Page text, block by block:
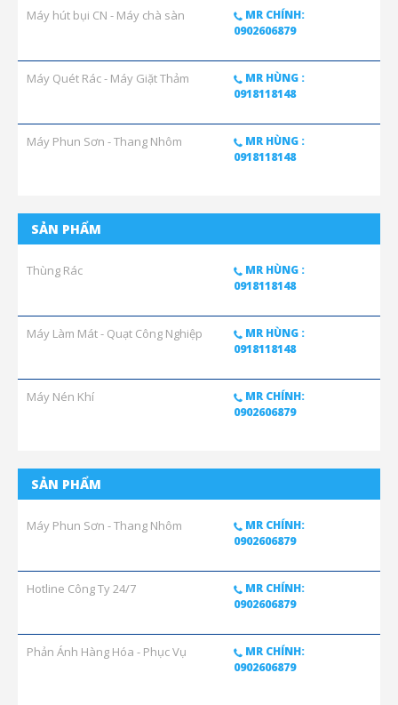
Máy hút bụi CN - Máy chà sàn
MR CHÍNH:
0902606879
Máy Quét Rác - Máy Giặt Thảm
MR HÙNG :
0918118148
Máy Phun Sơn - Thang Nhôm
MR HÙNG :
0918118148
SẢN PHẨM
Thùng Rác
MR HÙNG :
0918118148
Máy Làm Mát - Quạt Công Nghiệp
MR HÙNG :
0918118148
Máy Nén Khí
MR CHÍNH:
0902606879
SẢN PHẨM
Máy Phun Sơn - Thang Nhôm
MR CHÍNH:
0902606879
Hotline Công Ty 24/7
MR CHÍNH:
0902606879
Phản Ánh Hàng Hóa - Phục Vụ
MR CHÍNH:
0902606879